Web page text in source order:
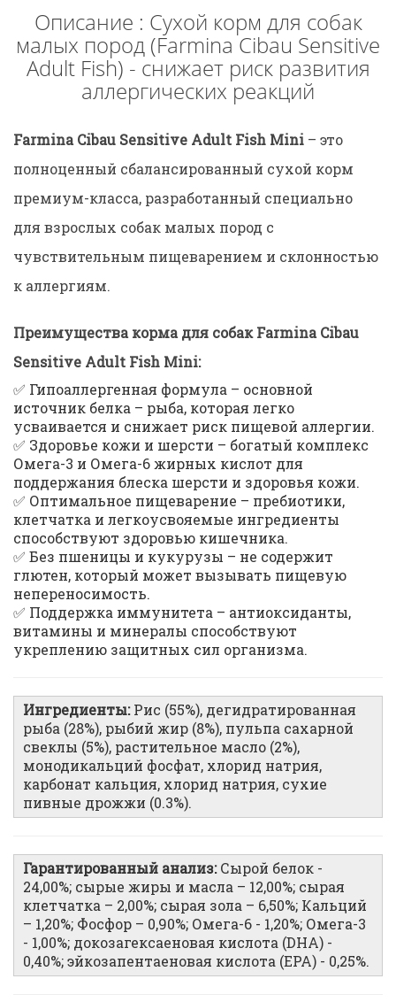
Описание : Сухой корм для собак
малых пород (Farmina Cibau Sensitive
Adult Fish) - снижает риск развития
аллергических реакций
Farmina Cibau Sensitive Adult Fish Mini – это
полноценный сбалансированный сухой корм
премиум-класса, разработанный специально
для взрослых собак малых пород с
чувствительным пищеварением и склонностью
к аллергиям.
Преимущества корма для собак Farmina Cibau
Sensitive Adult Fish Mini:
✅ Гипоаллергенная формула – основной
источник белка – рыба, которая легко
усваивается и снижает риск пищевой аллергии.
✅ Здоровье кожи и шерсти – богатый комплекс
Омега-3 и Омега-6 жирных кислот для
поддержания блеска шерсти и здоровья кожи.
✅ Оптимальное пищеварение – пребиотики,
клетчатка и легкоусвояемые ингредиенты
способствуют здоровью кишечника.
✅ Без пшеницы и кукурузы – не содержит
глютен, который может вызывать пищевую
непереносимость.
✅ Поддержка иммунитета – антиоксиданты,
витамины и минералы способствуют
укреплению защитных сил организма.
Ингредиенты:Рис (55%), дегидратированная
рыба (28%), рыбий жир (8%), пульпа сахарной
свеклы (5%), растительное масло (2%),
монодикальций фосфат, хлорид натрия,
карбонат кальция, хлорид натрия, сухие
пивные дрожжи (0.3%).
Гарантированный анализ:Сырой белок -
24,00%; сырые жиры и масла – 12,00%; сырая
клетчатка – 2,00%; сырая зола – 6,50%; Кальций
– 1,20%; Фосфор – 0,90%; Омега-6 - 1,20%; Омега-3
- 1,00%; докозагексаеновая кислота (DHA) -
0,40%; эйкозапентаеновая кислота (EPA) - 0,25%.